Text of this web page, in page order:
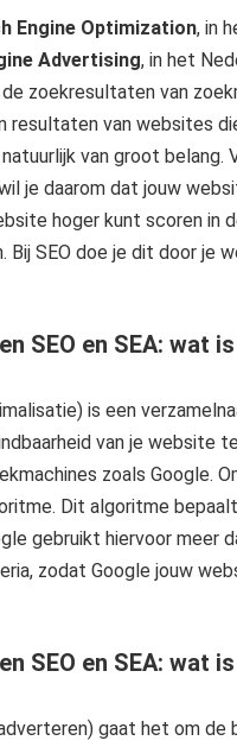
Engine Optimization, in
Advertising, in het
zoekresultaten van
resultaten van websites
van groot belang.
je daarom dat jouw
hoger kunt scoren in
SEO doe je dit door je
SEO en SEA: wat is
is een
van je website
zoals Google.
Dit algoritme
gebruikt hiervoor meer
zodat Google jouw
SEO en SEA: wat is
gaat het om